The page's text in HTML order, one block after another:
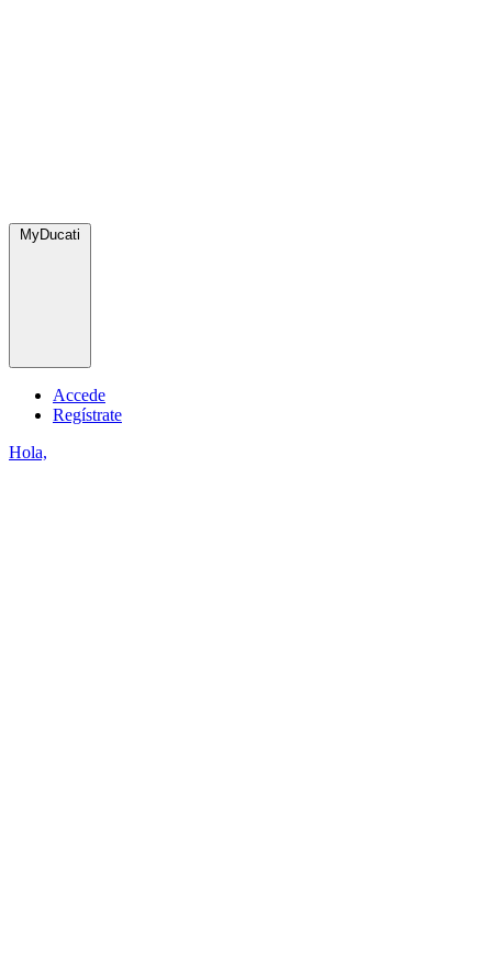
MyDucati
Accede
Regístrate
Hola,